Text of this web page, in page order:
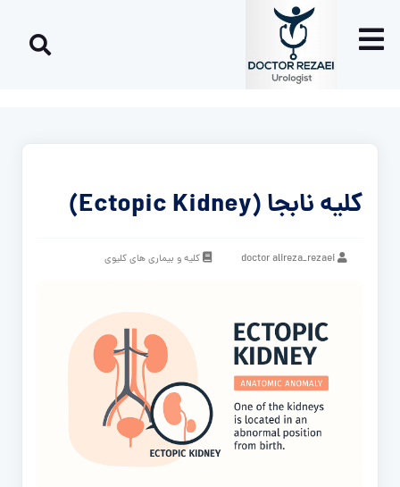
کلیه نابجا (Ectopic Kidney)
doctor alireza_rezaei کلیه و بیماری های کلیوی